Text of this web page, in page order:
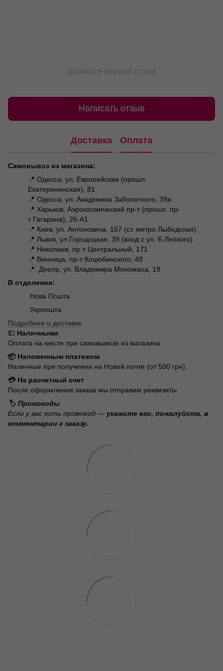
Добавьте первый отзыв
Написать отзыв
Доставка Оплата
Самовывоз из магазина:
📍 Одесса, ул. Европейская (прошл.
Екатерининская), 81
📍 Одесса, ул. Академика Заболотного, 39а
📍 Харьков, Аэрокосмический пр-т (прошл. пр-
т Гагарина), 26-А1
📍 Киев, ул. Антоновича, 157 (ст. метро Лыбедская).
📍 Львов, ул Городоцкая, 39 (вход с ул. Б.Лепкого)
📍 Николаев, пр-т Центральный, 171
📍 Винница, пр-т Коцюбинского, 48
📍 Днепр, ул. Владимира Мономаха, 19
В отделении:
Нова Пошта
Укрпошта
Подробнее о доставке
💵 Наличными
Оплата на месте при самовывозе из магазина.
📦 Наложенным платежом
Наличные при получении на Новой почте (от 500 грн).
💳 На расчетный счет
После оформления заказа мы отправим реквизиты.
🏷️ Промокоды
Если у вас есть промокод — укажите его, пожалуйста, в
комментарии к заказу.